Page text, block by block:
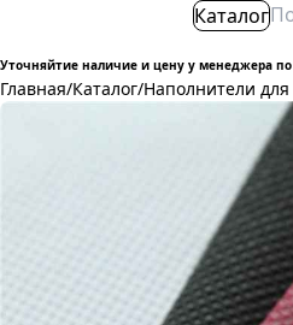
Каталог
Уточняйтие наличие и цену у менеджера
Главная/Каталог/Наполнители